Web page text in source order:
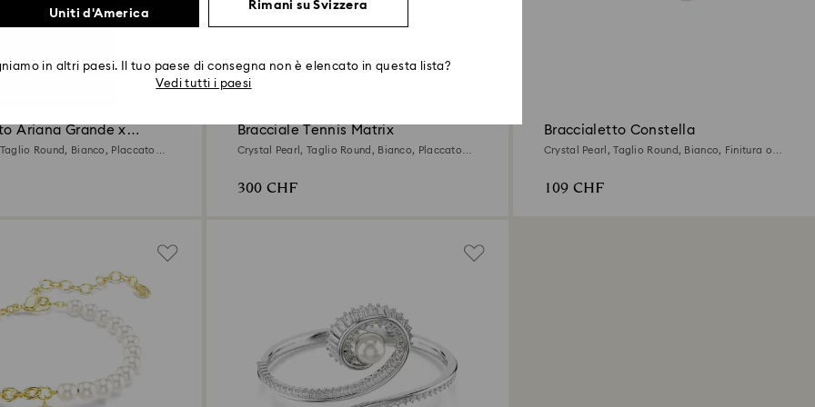
Ariana Grande x
Round, Bianco, Placcato
2 Colorazioni
Bracciale Tennis Matrix
Crystal Pearl, Taglio Round, Bianco, Placcato
300 CHF
Braccialetto Constella
Crystal Pearl, Taglio Round, Bianco, Finitura oro
109 CHF
Uniti d'America
Rimani su Svizzera
in altri paesi. Il tuo paese di consegna non è elencato in questa lista?
Vedi tutti i paesi